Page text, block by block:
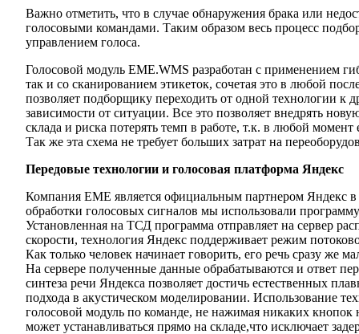
Важно отметить, что в случае обнаружения брака или
голосовыми командами. Таким образом весь процесс
управлением голоса.
Голосовой модуль EME.WMS разработан с применением
так и со сканированием этикеток, сочетая это в любой
позволяет подборщику переходить от одной технологии к
зависимости от ситуации. Все это позволяет внедрять
склада и риска потерять темп в работе, т.к. в любой
Так же эта схема не требует больших затрат на
Передовые технологии и голосовая платформа Яндекс
Компания ЕМЕ является официальным партнером Яндекс в
обработки голосовых сигналов мы использовали
Установленная на ТСД программа отправляет на сервер
скорости, технология Яндекс поддерживает режим
Как только человек начинает говорить, его речь сразу же
На сервере полученные данные обрабатываются и ответ
синтеза речи Яндекса позволяет достичь естественных
подхода в акустическом моделировании. Использование
голосовой модуль по команде, не нажимая никаких кнопок
может устанавливаться прямо на складе,что исключает